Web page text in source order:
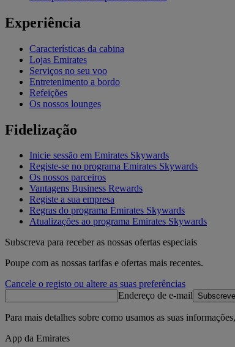
Experiência
Características da cabina
Lojas Emirates
Serviços no seu voo
Entretenimento a bordo
Refeições
Os nossos lounges
Fidelização
Inicie sessão em Emirates Skywards
Registe-se no programa Emirates Skywards
Os nossos parceiros
Vantagens Business Rewards
Registe a sua empresa
Regras do programa Emirates Skywards
Atualizações ao programa Emirates Skywards
Subscreva para receber as nossas ofertas especiais
Poupe com as nossas tarifas e ofertas mais recentes.
Cancele o registo ou altere as suas preferências
Endereço de e-mail
Para mais detalhes sobre como usamos as suas
App da Emirates